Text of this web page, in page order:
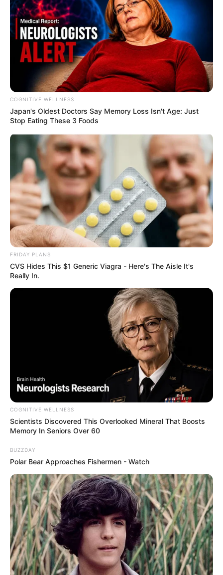
COGNITIVE WELLNESS
Japan's Oldest Doctors Say Me​mory Lo​ss Isn't Age: Just
Stop Eating These 3 Foods
FRIDAY PLANS
CVS Hides This $1 Generic Viagra - Here's The Aisle It's
Really In.
COGNITIVE WELLNESS
Scientists Discovered This Overlooked Mineral That Boosts
Memory In Seniors Over 60
BUZZDAY
Polar Bear Approaches Fishermen - Watch